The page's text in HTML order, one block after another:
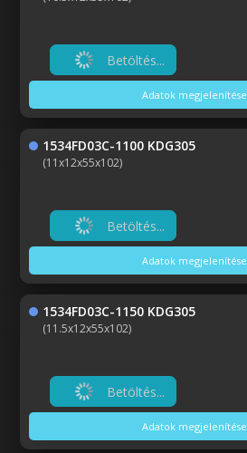
Betöltés...
Adatok megjelenítése
1534FD03C-1100 KDG305
(11x12x55x102)
Betöltés...
Adatok megjelenítése
1534FD03C-1150 KDG305
(11.5x12x55x102)
Betöltés...
Adatok megjelenítése